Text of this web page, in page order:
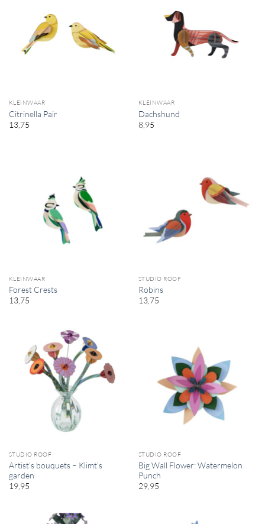
KLEINWAAR
Citrinella Pair
13,75
KLEINWAAR
Dachshund
8,95
KLEINWAAR
Forest Crests
13,75
STUDIO ROOF
Robins
13,75
STUDIO ROOF
Artist’s bouquets – Klimt’s
garden
19,95
STUDIO ROOF
Big Wall Flower: Watermelon
Punch
29,95